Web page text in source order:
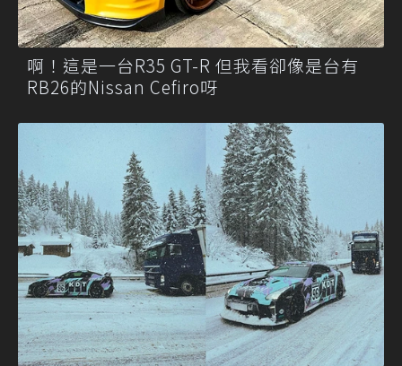
啊！這是一台R35 GT-R 但我看卻像是台有
RB26的Nissan Cefiro呀